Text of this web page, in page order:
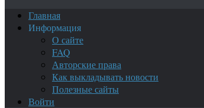
Главная
Информация
О сайте
FAQ
Авторские права
Как выкладывать новости
Полезные сайты
Войти